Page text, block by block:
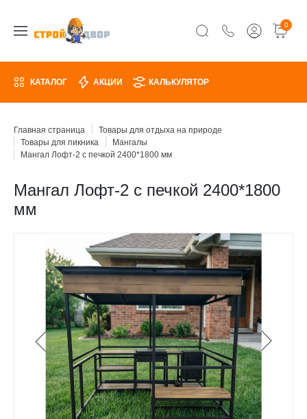
0
КАТАЛОГ АКЦИИ КАЛЬКУЛЯТОР
Главная страница
Товары для отдыха на природе
Товары для пикника
Мангалы
Мангал Лофт-2 с печкой 2400*1800 мм
Мангал Лофт-2 с печкой 2400*1800
мм